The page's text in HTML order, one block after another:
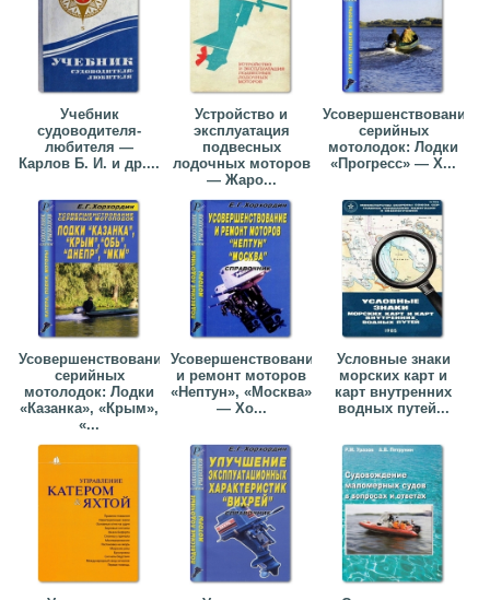
Учебник
судоводителя-
любителя —
Карлов Б. И. и др....
Устройство и
эксплуатация
подвесных
лодочных моторов
— Жаро...
Усовершенствование
серийных
мотолодок: Лодки
«Прогресс» — Х...
Усовершенствование
серийных
мотолодок: Лодки
«Казанка», «Крым»,
«...
Усовершенствование
и ремонт моторов
«Нептун», «Москва»
— Хо...
Условные знаки
морских карт и
карт внутренних
водных путей...